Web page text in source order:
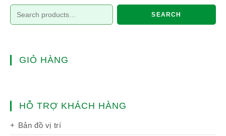
SEARCH
GIỎ HÀNG
HỖ TRỢ KHÁCH HÀNG
Bản đồ vị trí